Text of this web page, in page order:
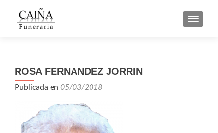
ROSA FERNANDEZ JORRIN
Publicada en 05/03/2018